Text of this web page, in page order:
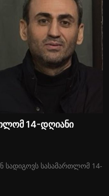
14-დღიანი
სადიგოვს სასამართლომ 14-